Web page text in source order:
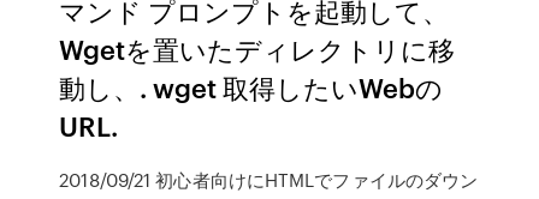
マンド プロンプトを起動して、
Wgetを置いたディレクトリに移
動し、. wget 取得したいWebの
URL.
2018/09/21 初心者向けにHTMLでファイルのダウン